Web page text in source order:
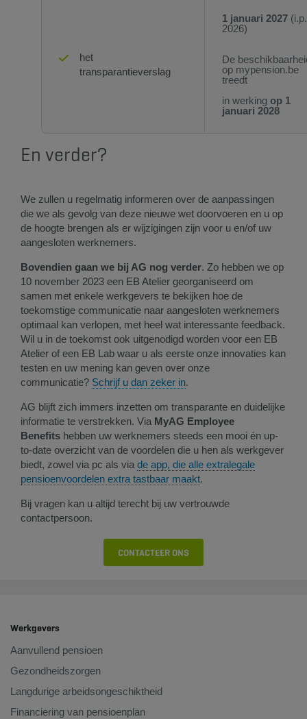
het
transparantieverslag
1 januari 2027
2026)
De
op mypension.be
treedt
in werking op 1
januari 2028
En verder?
We zullen u regelmatig informeren over de aanpassingen
die we als gevolg van deze nieuwe wet doorvoeren en u op
de hoogte brengen als er wijzigingen zijn voor u en/of uw
aangesloten werknemers.
Bovendien gaan we bij AG nog verder. Zo hebben we op
10 november 2023 een EB Atelier georganiseerd om
samen met enkele werkgevers te bekijken hoe de
toekomstige communicatie naar aangesloten werknemers
optimaal kan verlopen, met heel wat interessante feedback.
Wil u in de toekomst ook uitgenodigd worden voor een EB
Atelier of een EB Lab waar u als eerste onze innovaties kan
testen en uw mening kan geven over onze
communicatie? Schrijf u dan zeker in.
AG blijft zich immers inzetten om transparante en duidelijke
informatie te verstrekken. Via MyAG Employee
Benefits hebben uw werknemers steeds een mooi én up-
to-date overzicht van de voordelen die u hen als werkgever
biedt, zowel via pc als via de app, die alle extralegale
pensioenvoordelen extra tastbaar maakt.
Bij vragen kan u altijd terecht bij uw vertrouwde
contactpersoon.​
CONTACTEER ONS
Werkgevers
Aanvullend pensioen
Gezondheidszorgen
Langdurige arbeidsongeschiktheid
Financiering van pensioenplan